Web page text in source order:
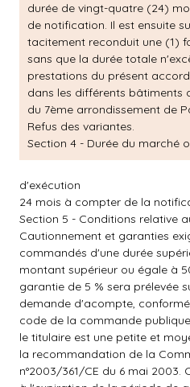
durée de vingt-quatre (24)
de notification. Il est ensuite
tacitement reconduit une (1)
sans que la durée totale
prestations du présent
dans les différents bâtiments
du 7ème arrondissement de
Refus des variantes.
Section 4 - Durée du marché
d'exécution
24 mois à compter de la
Section 5 - Conditions relative
Cautionnement et garanties
commandés d'une durée
montant supérieur ou égale à
garantie de 5 % sera prélevée
demande d'acompte,
code de la commande
le titulaire est une petite et
la recommandation de la
n°2003/361/CE du 6 mai 2003.